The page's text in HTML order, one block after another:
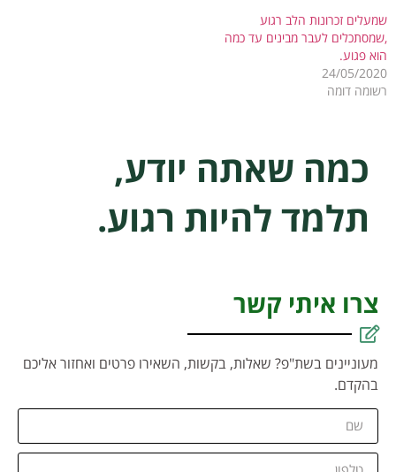
שמעלים זכרונות הלב רגוע
,שמסתכלים לעבר מבינים עד כמה
הוא פגוע.
24/05/2020
רשומה דומה
כמה שאתה יודע,
תלמד להיות רגוע.
צרו איתי קשר
מעוניינים בשת"פ? שאלות, בקשות, השאירו פרטים ואחזור אליכם
בהקדם.